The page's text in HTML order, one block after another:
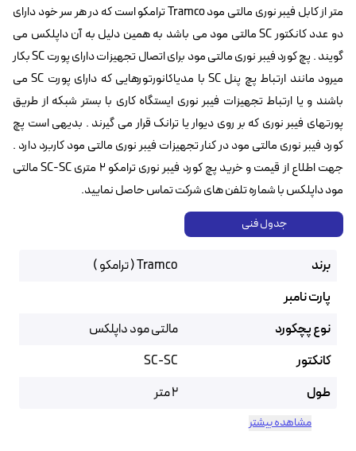
متر از کابل فیبر نوری مالتی مود Tramco ترامکو است که در هر سر خود دارای
دو عدد کانکتور SC مالتی مود می باشد به همین دلیل به آن داپلکس می
گویند . پچ کورد فیبر نوری مالتی مود برای اتصال تجهیزات دارای پورت SC بکار
میرود مانند ارتباط پچ پنل SC با مدیاکانورتورهایی که دارای پورت SC می
باشند و یا ارتباط تجهیزات فیبر نوری ایستگاه کاری با بستر شبکه از طریق
پورتهای فیبر نوری که بر روی دیوار یا ترانک قرار می گیرند . بدیهی است پچ
کورد فیبر نوری مالتی مود در کنار تجهیزات فیبر نوری مالتی مود کاربرد دارد .
جهت اطلاع از قیمت و خرید پچ کورد فیبر نوری ترامکو ۲ متری SC-SC مالتی
مود داپلکس با شماره تلفن های شرکت تماس حاصل نمایید.
جدول فنی
برند
Tramco ( ترامکو )
پارت نامبر
نوع پچکورد
مالتی مود داپلکس
کانکتور
SC-SC
طول
2 متر
مشاهده بیشتر